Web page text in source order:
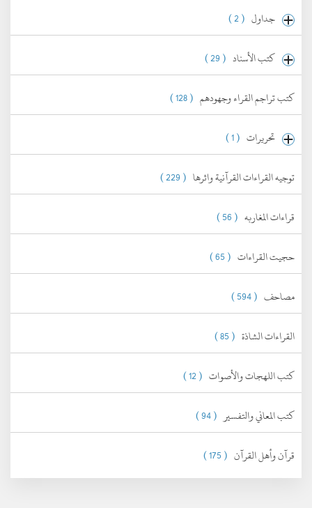
جداول ( 2 )
كتب الأسناد ( 29 )
كتب تراجم القراء وجهودهم ( 128 )
تحريرات ( 1 )
توجيه القراءات القرآنية واثرها ( 229 )
قراءات المغاربه ( 56 )
حجيت القراءات ( 65 )
مصاحف ( 594 )
القراءات الشاذة ( 85 )
كتب اللهجات والأصوات ( 12 )
كتب المعاني والتفسير ( 94 )
قرآن وأهل القرآن ( 175 )